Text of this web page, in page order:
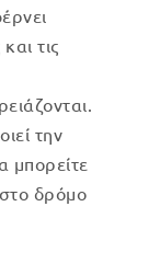
τις
την
μπορείτε
δρόμο